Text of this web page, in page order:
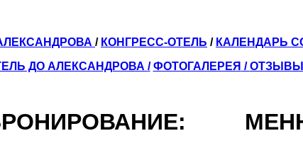
/ КОНГРЕСС-ОТЕЛЬ / КАЛЕНДАРЬ
ДО АЛЕКСАНДРОВА / ФОТОГАЛЕРЕЯ /ОТЗЫВЫ